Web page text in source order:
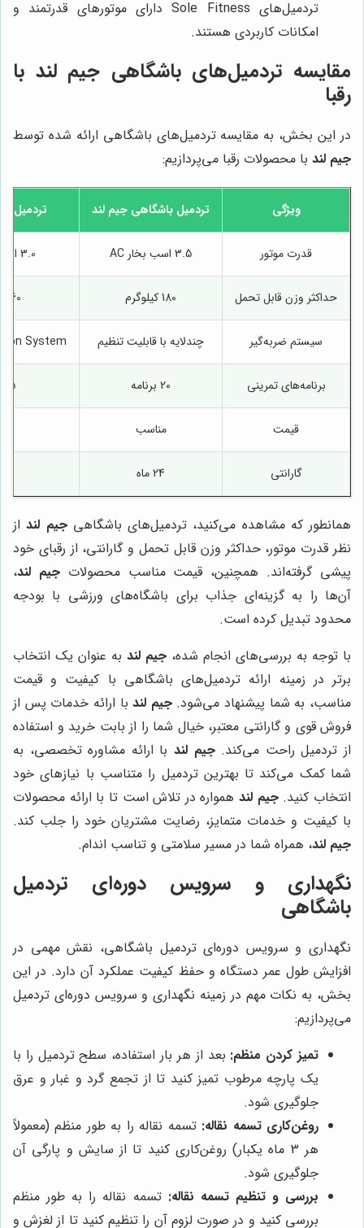
تردمیل‌های Sole Fitness دارای موتورهای قدرتمند و
امکانات کاربردی هستند.
مقایسه تردمیل‌های باشگاهی جیم لند با
رقبا
در این بخش، به مقایسه تردمیل‌های باشگاهی ارائه شده توسط
جیم لند با محصولات رقبا می‌پردازیم:
ویژگی تردمیل باشگاهی جیم لند تردمیل Life Fitness
قدرت موتور 3.5 اسب بخار AC 3.0 اسب بخار AC
حداکثر وزن قابل تحمل 180 کیلوگرم 160 کیلوگرم
سیستم ضربه‌گیر چندلایه با قابلیت تنظیم System
برنامه‌های تمرینی 20 برنامه 15 برنامه
قیمت مناسب
گارانتی 24 ماه
همانطور که مشاهده می‌کنید، تردمیل‌های باشگاهیجیم لنداز
نظر قدرت موتور، حداکثر وزن قابل تحمل و گارانتی، از رقبای خود
پیشی گرفته‌اند. همچنین، قیمت مناسب محصولاتجیم لند،
آن‌ها را به گزینه‌ای جذاب برای باشگاه‌های ورزشی با بودجه
محدود تبدیل کرده است.
با توجه به بررسی‌های انجام شده، جیم لند به عنوان یک انتخاب
برتر در زمینه ارائه تردمیل‌های باشگاهی با کیفیت و قیمت
مناسب، به شما پیشنهاد می‌شود.جیم لندبا ارائه خدمات پس از
فروش قوی و گارانتی معتبر، خیال شما را از بابت خرید و استفاده
از تردمیل راحت می‌کند.جیم لند با ارائه مشاوره تخصصی، به
شما کمک می‌کند تا بهترین تردمیل را متناسب با نیازهای خود
انتخاب کنید.جیم لندهمواره در تلاش است تا با ارائه محصولات
با کیفیت و خدمات متمایز، رضایت مشتریان خود را جلب کند.
جیم لند، همراه شما در مسیر سلامتی و تناسب اندام.
نگهداری و سرویس دوره‌ای تردمیل
باشگاهی
نگهداری و سرویس دوره‌ای تردمیل باشگاهی، نقش مهمی در
افزایش طول عمر دستگاه و حفظ کیفیت عملکرد آن دارد. در این
بخش، به نکات مهم در زمینه نگهداری و سرویس دوره‌ای تردمیل
می‌پردازیم:
تمیز کردن منظم: بعد از هر بار استفاده، سطح تردمیل را با
یک پارچه مرطوب تمیز کنید تا از تجمع گرد و غبار و عرق
جلوگیری شود.
روغن‌کاری تسمه نقاله: تسمه نقاله را به طور منظم (معمولاً
هر 3 ماه یکبار) روغن‌کاری کنید تا از سایش و پارگی آن
جلوگیری شود.
بررسی و تنظیم تسمه نقاله: تسمه نقاله را به طور منظم
بررسی کنید و در صورت لزوم آن را تنظیم کنید تا از لغزش و